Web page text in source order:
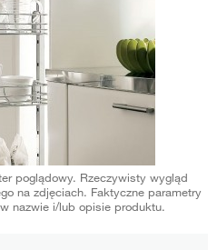
poglądowy. Rzeczywisty wygląd
na zdjęciach. Faktyczne parametry
nazwie i/lub opisie produktu.